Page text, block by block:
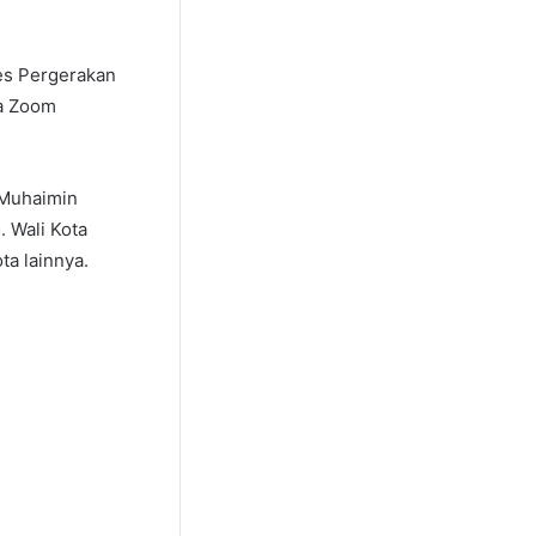
Pergerakan
Zoom
Wali Kota
lainnya.